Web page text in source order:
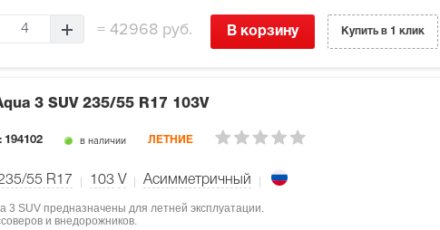
4 = 42968 руб. В корзину Купить в 1 клик
3 SUV 235/55 R17 103V
194102 в наличии ЛЕТНИЕ
55 R17 103 V Асимметричный
3 SUV предназначены для летней эксплуатации.
и внедорожников.